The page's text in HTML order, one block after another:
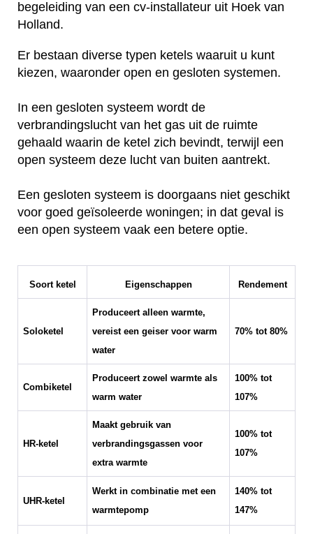
begeleiding van een cv-installateur uit Hoek van
Holland.
Er bestaan diverse typen ketels waaruit u kunt
kiezen, waaronder open en gesloten systemen.
In een gesloten systeem wordt de
verbrandingslucht van het gas uit de ruimte
gehaald waarin de ketel zich bevindt, terwijl een
open systeem deze lucht van buiten aantrekt.
Een gesloten systeem is doorgaans niet geschikt
voor goed geïsoleerde woningen; in dat geval is
een open systeem vaak een betere optie.
Soort ketel Eigenschappen Rendement
Soloketel
Produceert alleen warmte,
vereist een geiser voor warm
water
70% tot 80%
Combiketel
Produceert zowel warmte als
warm water
100% tot
107%
HR-ketel
Maakt gebruik van
verbrandingsgassen voor
extra warmte
100% tot
107%
UHR-ketel
Werkt in combinatie met een
warmtepomp
140% tot
147%